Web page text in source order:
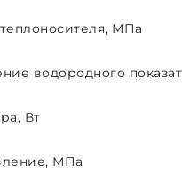
МПа
водородного
Вт
МПа